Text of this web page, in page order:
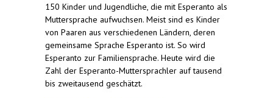
150 Kinder und Jugendliche, die mit Esperanto als
Muttersprache aufwuchsen. Meist sind es Kinder
von Paaren aus verschiedenen Ländern, deren
gemeinsame Sprache Esperanto ist. So wird
Esperanto zur Familiensprache. Heute wird die
Zahl der Esperanto-Muttersprachler auf tausend
bis zweitausend geschätzt.